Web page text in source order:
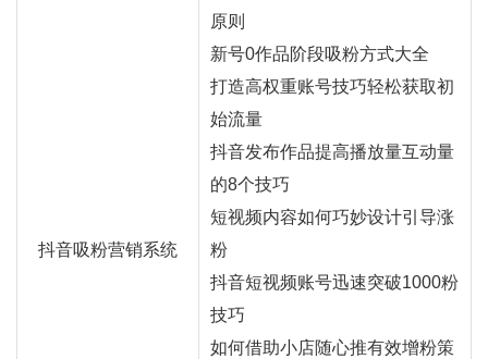
抖音吸粉营销系统
原则
新号0作品阶段吸粉方式大全
打造高权重账号技巧轻松获取初
始流量
抖音发布作品提高播放量互动量
的8个技巧
短视频内容如何巧妙设计引导涨
粉
抖音短视频账号迅速突破1000粉
技巧
如何借助小店随心推有效增粉策